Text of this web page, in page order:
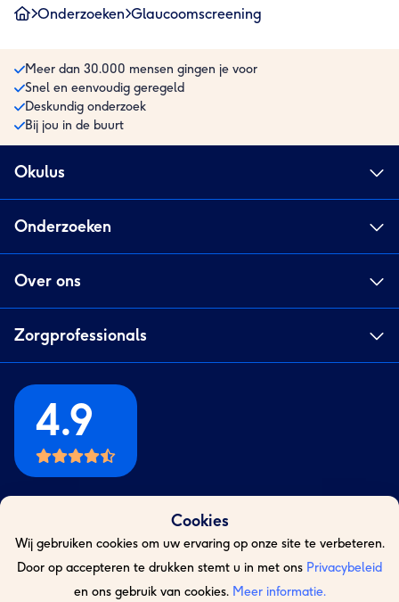
Cookies
Wij gebruiken cookies om uw ervaring op onze site te verbeteren.
Door op accepteren te drukken stemt u in met ons Privacybeleid
en ons gebruik van cookies. Meer informatie.
Onderzoeken Glaucoomscreening
Meer dan 30.000 mensen gingen je voor
Snel en eenvoudig geregeld
Deskundig onderzoek
Bij jou in de buurt
Okulus
Onderzoeken
Over ons
Zorgprofessionals
4.9